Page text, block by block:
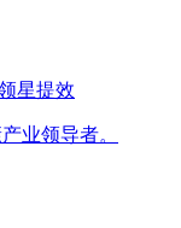
星提效
业领导者。